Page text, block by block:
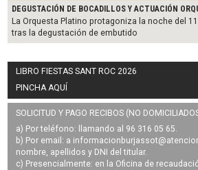
DEGUSTACIÓN DE BOCADILLOS Y ACTUACIÓN
La Orquesta Platino protagoniza la noche del
tras la degustación de embutido
LIBRO FIESTAS SANT ROC 2026
PINCHA AQUÍ
SOLICITUD Y PAGO RECIBOS (NO
a) Por teléfono: llamando al 96 316 05 65.
b) Por email: a
nombre, apellidos y DNI del titular.
c) Presencialmente: en la Oficina de